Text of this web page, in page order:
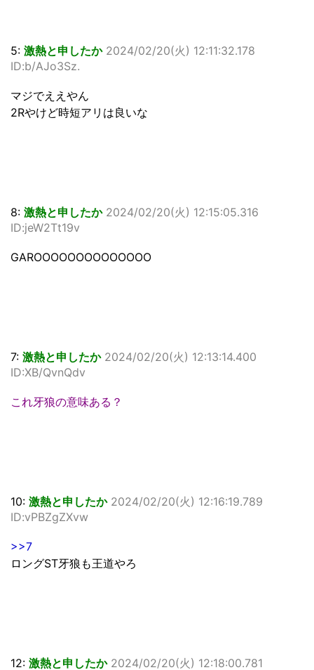
5: 激熱と申したか 2024/02/20(火) 12:11:32.178
ID:b/AJo3Sz.
マジでええやん
2Rやけど時短アリは良いな
8: 激熱と申したか 2024/02/20(火) 12:15:05.316
ID:jeW2Tt19v
GAROOOOOOOOOOOOOO
7: 激熱と申したか 2024/02/20(火) 12:13:14.400
ID:XB/QvnQdv
これ牙狼の意味ある？
10: 激熱と申したか 2024/02/20(火) 12:16:19.789
ID:vPBZgZXvw
>>7
ロングST牙狼も王道やろ
12: 激熱と申したか 2024/02/20(火) 12:18:00.781